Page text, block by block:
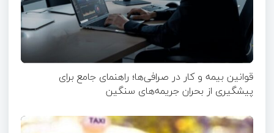
قوانین بیمه و کار در صرافی‌ها؛ راهنمای جامع برای
پیشگیری از بحران جریمه‌های سنگین